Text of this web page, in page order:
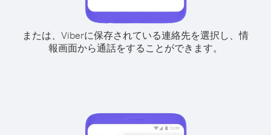
または、Viberに保存されている連絡先を選択し、情
報画面から通話をすることができます。